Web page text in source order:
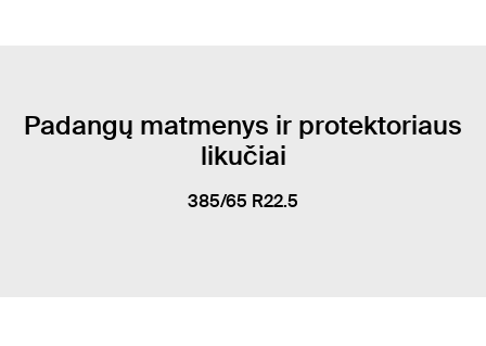
Padangų matmenys ir protektoriaus
likučiai
385/65 R22.5